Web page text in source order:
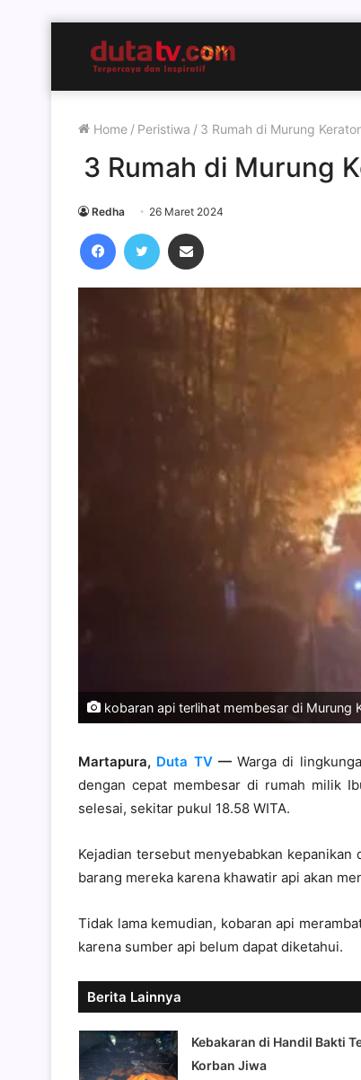
Home / Peristiwa / 3 Rumah di Murung
3 Rumah di Murung
Redha 26 Maret 2024
FacebookTwitter
kobaran api terlihat membesar di Murung
Martapura, Duta TV—Warga di
dengan cepat membesar di rumah milik
selesai, sekitar pukul 18.58 WITA.
Kejadian tersebut menyebabkan
barang mereka karena khawatir api akan
Tidak lama kemudian, kobaran api
karena sumber api belum dapat diketahui.
Berita Lainnya
Kebakaran di Handil Bakti
Korban Jiwa